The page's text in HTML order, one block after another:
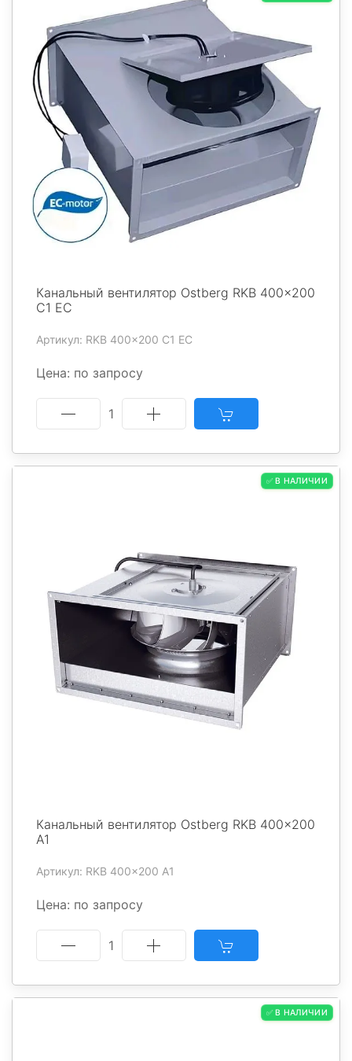
Канальный вентилятор Ostberg RKB 400x200
C1 EC
Артикул: RKB 400x200 C1 EC
Цена: по запросу
1
✅ В НАЛИЧИИ
Канальный вентилятор Ostberg RKB 400x200
A1
Артикул: RKB 400x200 A1
Цена: по запросу
1
✅ В НАЛИЧИИ